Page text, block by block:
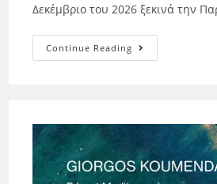
Δεκέμβριο του 2026 ξεκινά την
Continue Reading